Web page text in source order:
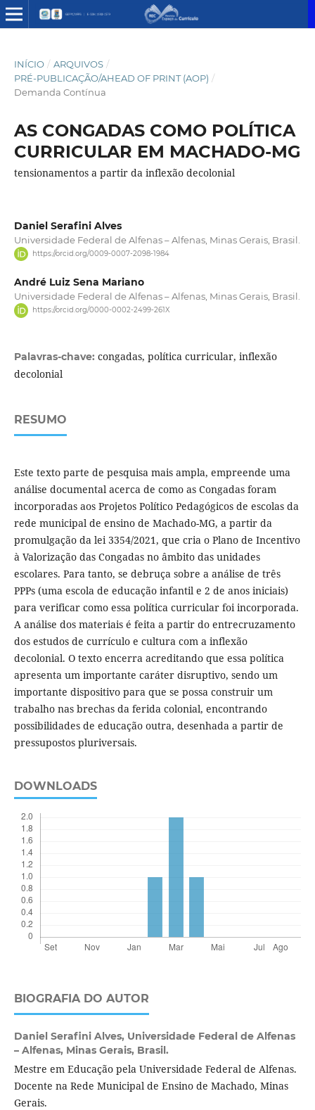
INÍCIO / ARQUIVOS /
PRÉ-PUBLICAÇÃO/AHEAD OF PRINT (AOP) /
Demanda Contínua
AS CONGADAS COMO POLÍTICA
CURRICULAR EM MACHADO-MG
tensionamentos a partir da inflexão decolonial
Daniel Serafini Alves
Universidade Federal de Alfenas – Alfenas, Minas Gerais, Brasil.
https://orcid.org/0009-0007-2098-1984
André Luiz Sena Mariano
Universidade Federal de Alfenas – Alfenas, Minas Gerais, Brasil.
https://orcid.org/0000-0002-2499-261X
Palavras-chave: congadas, política curricular, inflexão
decolonial
RESUMO
Este texto parte de pesquisa mais ampla, empreende uma
análise documental acerca de como as Congadas foram
incorporadas aos Projetos Político Pedagógicos de escolas da
rede municipal de ensino de Machado-MG, a partir da
promulgação da lei 3354/2021, que cria o Plano de Incentivo
à Valorização das Congadas no âmbito das unidades
escolares. Para tanto, se debruça sobre a análise de três
PPPs (uma escola de educação infantil e 2 de anos iniciais)
para verificar como essa política curricular foi incorporada.
A análise dos materiais é feita a partir do entrecruzamento
dos estudos de currículo e cultura com a inflexão
decolonial. O texto encerra acreditando que essa política
apresenta um importante caráter disruptivo, sendo um
importante dispositivo para que se possa construir um
trabalho nas brechas da ferida colonial, encontrando
possibilidades de educação outra, desenhada a partir de
pressupostos pluriversais.
DOWNLOADS
BIOGRAFIA DO AUTOR
Daniel Serafini Alves, Universidade Federal de Alfenas
– Alfenas, Minas Gerais, Brasil.
Mestre em Educação pela Universidade Federal de Alfenas.
Docente na Rede Municipal de Ensino de Machado, Minas
Gerais.